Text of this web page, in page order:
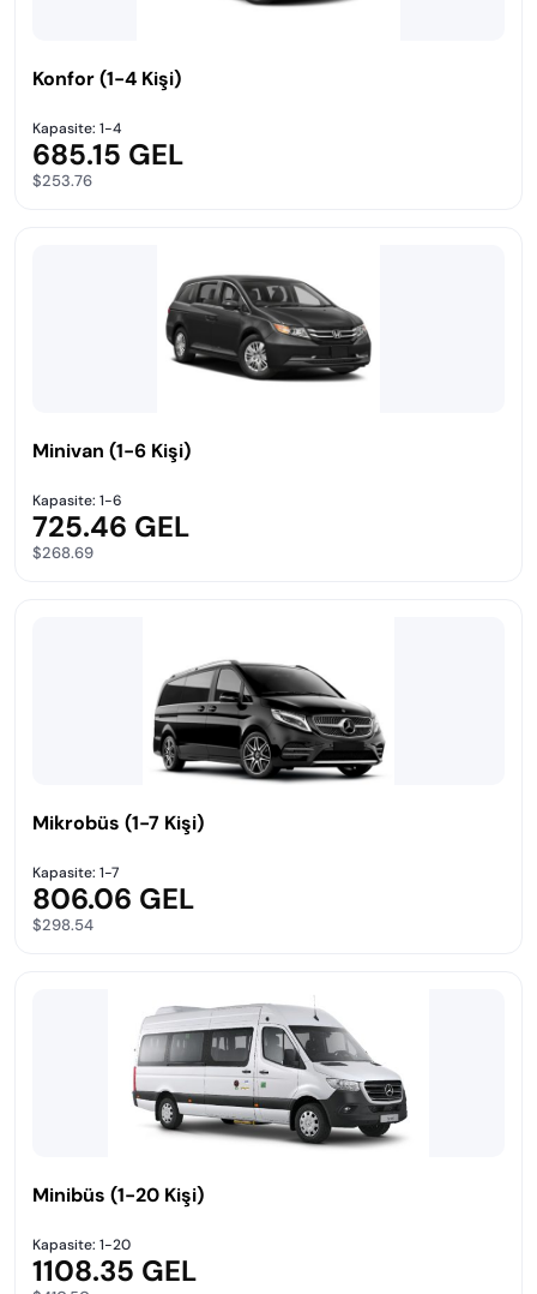
Konfor (1-4 Kişi)
Kapasite: 1-4
685.15 GEL
$253.76
Minivan (1-6 Kişi)
Kapasite: 1-6
725.46 GEL
$268.69
Mikrobüs (1-7 Kişi)
Kapasite: 1-7
806.06 GEL
$298.54
Minibüs (1-20 Kişi)
Kapasite: 1-20
1108.35 GEL